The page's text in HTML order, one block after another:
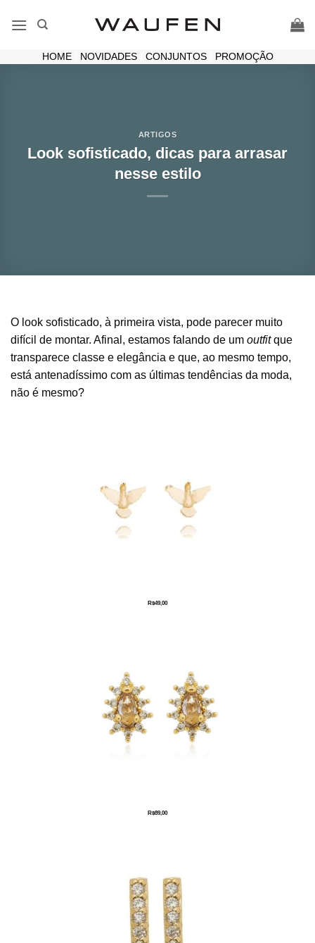
HOME| NOVIDADES| CONJUNTOS| PROMOÇÃO
ARTIGOS
Look sofisticado, dicas para arrasar
nesse estilo
O look sofisticado, à primeira vista, pode parecer muito
difícil de montar. Afinal, estamos falando de um outfitque
transparece classe e elegância e que, ao mesmo tempo,
está antenadíssimo com as últimas tendências da moda,
não é mesmo?
R$49,00
R$89,00